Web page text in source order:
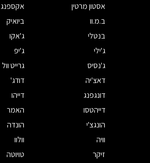
אסטון מרטין
אקספנג
ב.מ.וו
ביואיק
בנטלי
ג'אקו
ג'ילי
ג'יפ
ג'נסיס
גרייט וול
דאצ'יה
דודג'
דונגפנג
דייהו
דייהטסו
האמר
הונגצ'י
הונדה
וויה
וולוו
זיקר
טויוטה